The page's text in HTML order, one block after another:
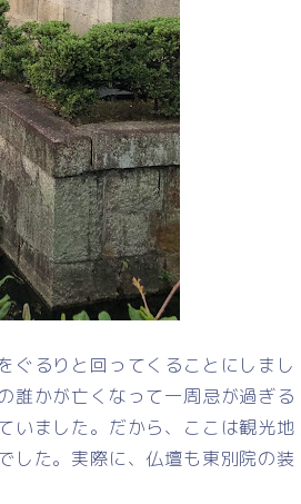
ぐるりと回ってくることにしまし
誰かが亡くなって一周忌が過ぎる
いました。だから、ここは観光地
した。実際に、仏壇も東別院の装